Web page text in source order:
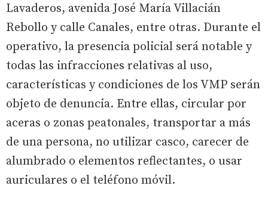
Lavaderos, avenida José María Villacián
Rebollo y calle Canales, entre otras. Durante el
operativo, la presencia policial será notable y
todas las infracciones relativas al uso,
características y condiciones de los VMP serán
objeto de denuncia. Entre ellas, circular por
aceras o zonas peatonales, transportar a más
de una persona, no utilizar casco, carecer de
alumbrado o elementos reflectantes, o usar
auriculares o el teléfono móvil.